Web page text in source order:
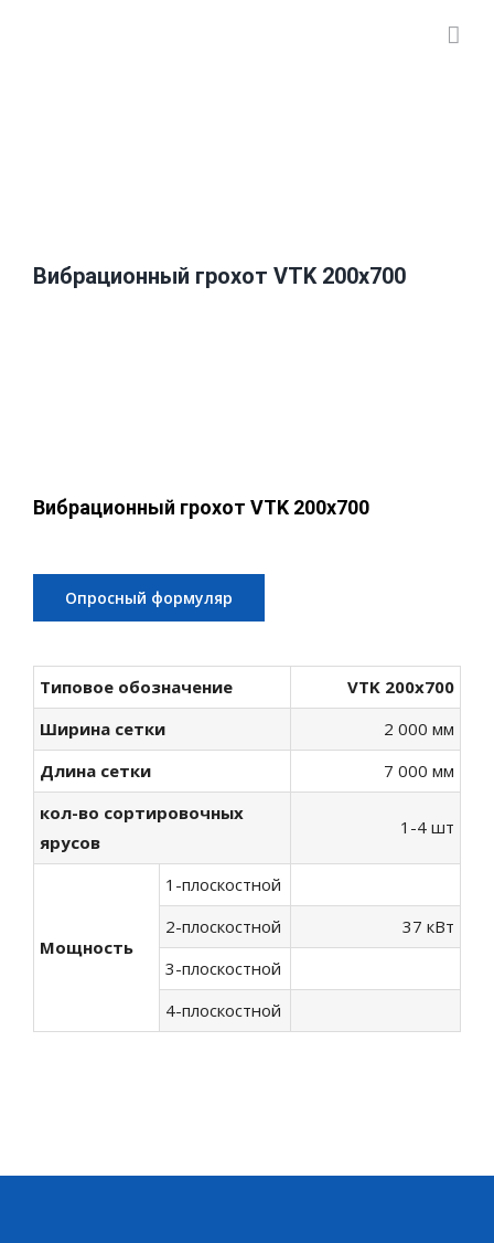
Вибрационный грохот VTK 200х700
Вибрационный грохот VTK 200х700
Опросный формуляр
Типовое обозначение VTK 200x700
Ширина сетки
2 000 мм
Длина сетки
7 000 мм
кол-во сортировочных
ярусов
1-4 шт
Мощность
1-плоскостной
2-плоскостной
37 кВт
3-плоскостной
4-плоскостной